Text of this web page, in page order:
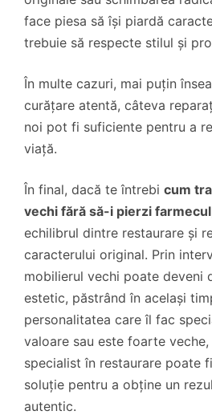
face piesa să își piardă
trebuie să respecte stilul și
În multe cazuri, mai puțin
curățare atentă, câteva
noi pot fi suficiente pentru a
viață.
În final, dacă te întrebi cum
vechi fără să-i pierzi farmecul
echilibrul dintre restaurare și
caracterului original. Prin
mobilierul vechi poate deveni
estetic, păstrând în același
personalitatea care îl fac
valoare sau este foarte
specialist în restaurare poate
soluție pentru a obține un
autentic.